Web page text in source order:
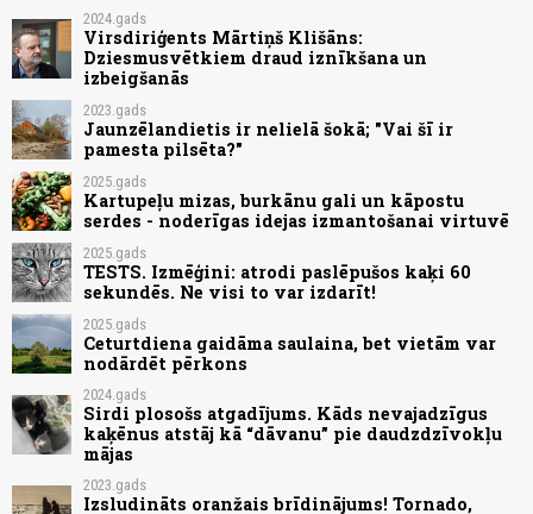
2024.gads
Virsdiriģents Mārtiņš Klišāns:
Dziesmusvētkiem draud iznīkšana un
izbeigšanās
2023.gads
Jaunzēlandietis ir nelielā šokā; "Vai šī ir
pamesta pilsēta?"
2025.gads
Kartupeļu mizas, burkānu gali un kāpostu
serdes - noderīgas idejas izmantošanai virtuvē
2025.gads
TESTS. Izmēģini: atrodi paslēpušos kaķi 60
sekundēs. Ne visi to var izdarīt!
2025.gads
Ceturtdiena gaidāma saulaina, bet vietām var
nodārdēt pērkons
2024.gads
Sirdi plosošs atgadījums. Kāds nevajadzīgus
kaķēnus atstāj kā “dāvanu” pie daudzdzīvokļu
mājas
2023.gads
Izsludināts oranžais brīdinājums! Tornado,